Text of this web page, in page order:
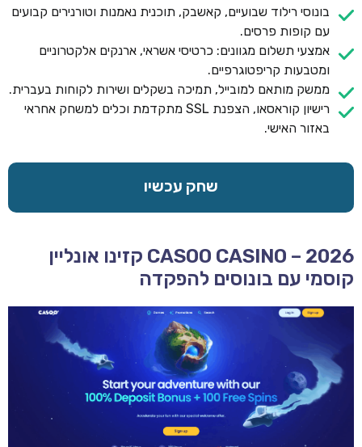
בונוסי רילוד שבועיים, קאשבק, תוכנית נאמנות וטורנירים קבועים
עם קופות פרסים.
אמצעי תשלום מגוונים: כרטיסי אשראי, ארנקים אלקטרוניים
ומטבעות קריפטוגרפיים.
ממשק מותאם למובייל, תמיכה בשקלים ושירות לקוחות בעברית.
רישיון קוראסאו, הצפנת SSL מתקדמת וכלים למשחק אחראי
באזור האישי.
שחק עכשיו
CASOO CASINO – 2026 קזינו אונליין
קוסמי עם בונוסים להפקדה